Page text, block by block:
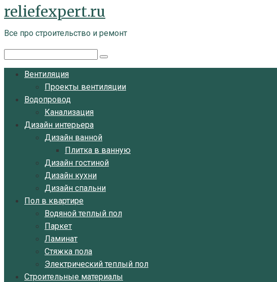
Перейти
к
контенту
reliefexpert.ru
Все про строительство и ремонт
Вентиляция
Проекты вентиляции
Водопровод
Канализация
Дизайн интерьера
Дизайн ванной
Плитка в ванную
Дизайн гостиной
Дизайн кухни
Дизайн спальни
Пол в квартире
Водяной теплый пол
Паркет
Ламинат
Стяжка пола
Электрический теплый пол
Строительные материалы